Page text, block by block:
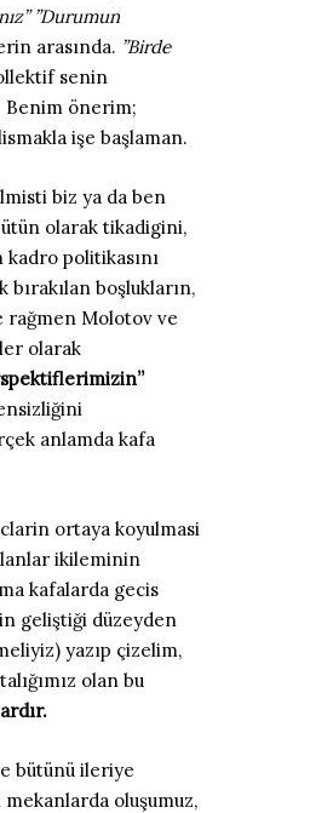
”Durumun
arasında. ”Birde
senin
Benim önerim;
işe başlaman.
biz ya da ben
olarak tikadigini,
politikasını
boşlukların,
rağmen Molotov ve
olarak
anlamda kafa
ortaya koyulmasi
ikileminin
kafalarda gecis
geliştiği düzeyden
yazıp çizelim,
olan bu
bütünü ileriye
oluşumuz,